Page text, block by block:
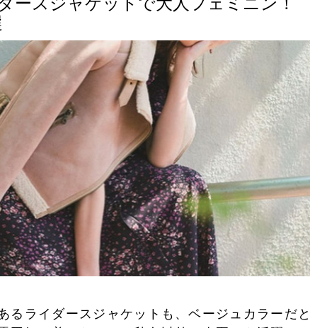
るライダースジャケットも、ベージュカラーだと